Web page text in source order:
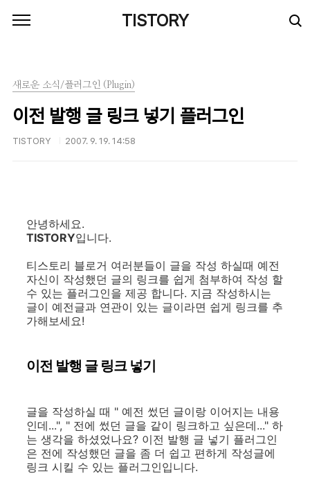
TISTORY
새로운 소식/플러그인 (Plugin)
이전 발행 글 링크 넣기 플러그인
TISTORY 2007. 9. 19. 14:58
안녕하세요.
TISTORY입니다.
티스토리 블로거 여러분들이 글을 작성 하실때 예전
자신이 작성했던 글의 링크를 쉽게 첨부하여 작성 할
수 있는 플러그인을 제공 합니다. 지금 작성하시는
글이 예전글과 연관이 있는 글이라면 쉽게 링크를 추
가해보세요!
이전 발행 글 링크 넣기
글을 작성하실 때 " 예전 썼던 글이랑 이어지는 내용
인데...", " 전에 썼던 글을 같이 링크하고 싶은데..." 하
는 생각을 하셨었나요? 이전 발행 글 넣기 플러그인
은 전에 작성했던 글을 좀 더 쉽고 편하게 작성글에
링크 시킬 수 있는 플러그인입니다.